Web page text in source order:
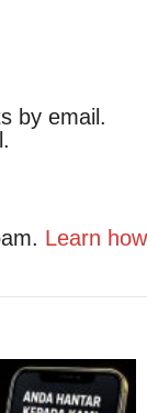
by email.
Learn how